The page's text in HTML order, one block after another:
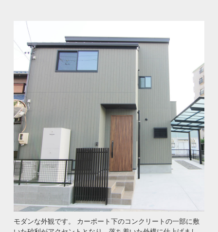
モダンな外観です。 カーポート下のコンクリートの一部に敷